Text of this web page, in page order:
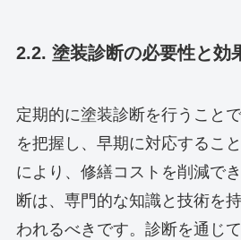
2.2. 塗装診断の必要性と効
定期的に塗装診断を行うこと
を把握し、早期に対応するこ
により、修繕コストを削減で
断は、専門的な知識と技術を
われるべきです。診断を通じ